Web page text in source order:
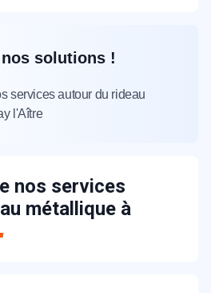
solutions !
services autour du rideau
l'Aître
nos services
métallique à